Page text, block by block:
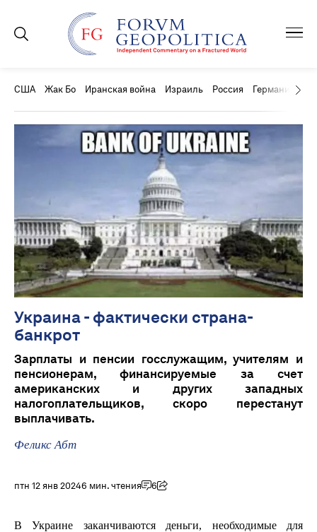
США Жак Бо Иранская война Израиль Россия Германия
Украина - фактически страна-
банкрот
Зарплаты и пенсии госслужащим, учителям и
пенсионерам, финансируемые за счет
американских и других западных
налогоплательщиков, скоро перестанут
выплачивать.
Феликс Абт
птн 12 янв 20246 мин. чтения 6
В Украине заканчиваются деньги, необходимые для